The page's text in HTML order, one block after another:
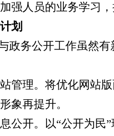
强人员的业务学习
划
政务公开工作虽然
管理。将优化网站
象再提升。
公开。以“公开为民